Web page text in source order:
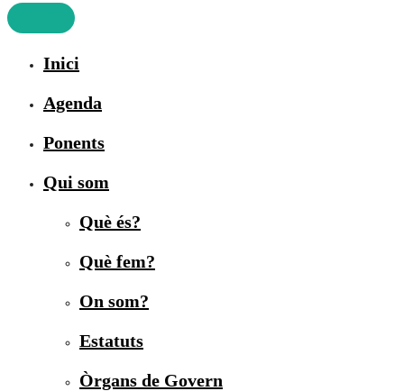
Inici
Agenda
Ponents
Qui som
Què és?
Què fem?
On som?
Estatuts
Òrgans de Govern